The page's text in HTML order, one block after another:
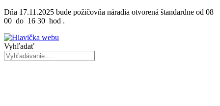
Preskočiť
na
Dňa 17.11.2025 bude požičovňa náradia otvorená štandardne od 08
00 do 16 30 hod .
Vyhľadať